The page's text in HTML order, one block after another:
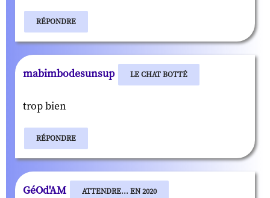
RÉPONDRE
mabimbodesunsup LE CHAT BOTTÉ
trop bien
RÉPONDRE
GéOd'AM ATTENDRE... EN 2020